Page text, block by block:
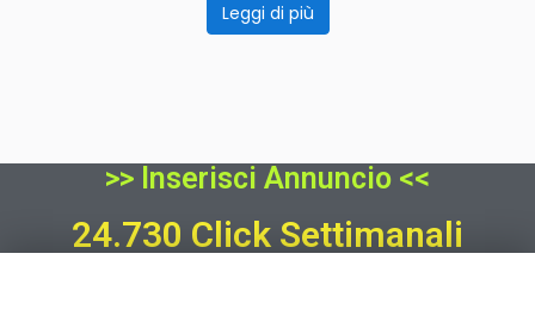
Leggi di più
>> Inserisci Annuncio <<
24.730 Click Settimanali